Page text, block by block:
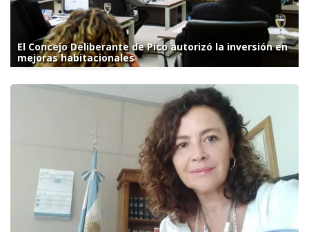
El Concejo Deliberante de Pico autorizó la inversión en
mejoras habitacionales